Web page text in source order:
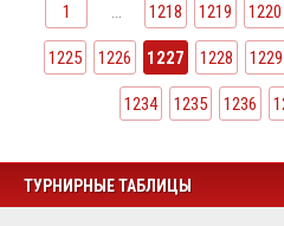
1 ... 1218 1219 1220
1225 1226 1227 1228 1229
1234 1235 1236
ТУРНИРНЫЕ ТАБЛИЦЫ